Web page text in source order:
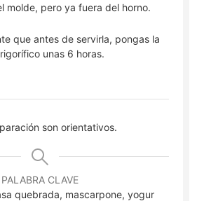
molde, pero ya fuera del horno.
que antes de servirla, pongas la
unas 6 horas.
son orientativos.
PALABRA CLAVE
quebrada, mascarpone, yogur